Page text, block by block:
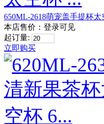
650ML-2618萌宠盖手提杯太
本店售价： 登录可见
起订量:
立即购买